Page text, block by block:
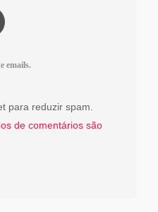
emails.
para reduzir spam.
de comentários são